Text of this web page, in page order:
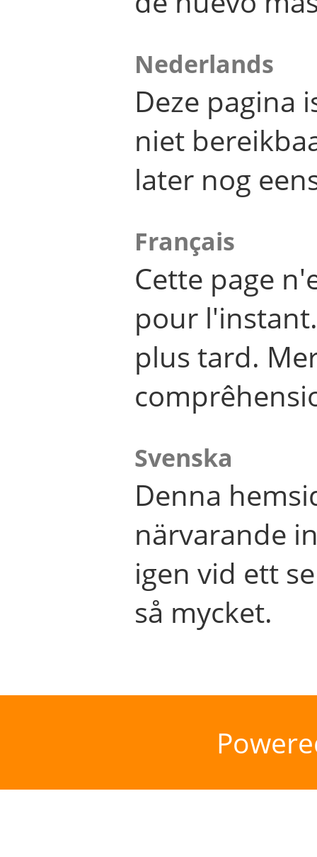
Nederlands
Deze pagina
niet
later nog
Français
Cette page
pour
plus tard.
Svenska
Denna
närvarande
igen vid ett
så mycket.